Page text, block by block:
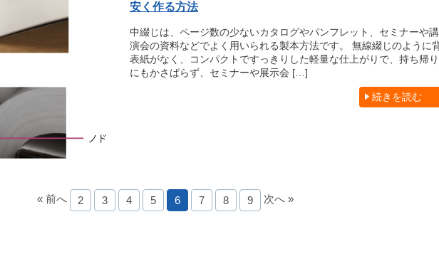
安く作る方法
中綴じは、ページ数の少ないカタログやパンフレット、セミナーや講
演会の資料などでよく用いられる製本方法です。 無線綴じのように
表紙がなく、コンパクトですっきりした軽量な仕上がりで、持ち帰り
にもかさばらず、セミナーや展示会 […]
続きを読む
« 前へ 2 3 4 5 6 7 8 9 次へ »